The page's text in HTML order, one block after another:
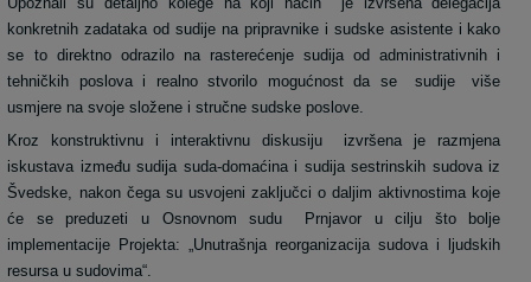
konkretnih zadataka od sudije na pripravnike i sudske asistente i kako
se to direktno odrazilo na rasterećenje sudija od administrativnih i
tehničkih poslova i realno stvorilo mogućnost da se
sudije
više
usmjere na svoje složene i stručne sudske poslove.
Kroz konstruktivnu i interaktivnu diskusiju
izvršena je razmjena
iskustava između sudija suda-domaćina i sudija sestrinskih sudova iz
Švedske, nakon čega su usvojeni zaključci o daljim aktivnostima koje
će se preduzeti u Osnovnom sudu
Prnjavor u cilju što bolje
implementacije Projekta: „Unutrašnja reorganizacija sudova i ljudskih
resursa u sudovima“.